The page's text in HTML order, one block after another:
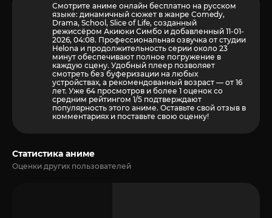
Смотрите аниме онлайн бесплатно на русском
языке: динамичный сюжет в жанре Comedy,
Drama, School, Slice of Life, созданный
режиссёром Акиюки Симбо и добавленный 11-01-
2026, 04:08. Профессиональная озвучка от студии
Helona и продолжительность серии около 23
минут обеспечивают полное погружение в
каждую сцену. Удобный плеер позволяет
смотреть без буферизации на любых
устройствах, а рекомендованный возраст — от 16
лет. Уже 64 просмотров и более 1 оценок со
средним рейтингом 1/5 подтверждают
популярность этого аниме. Оставьте свой отзыв в
комментариях и поставьте свою оценку!
Статистика аниме
Оценки других пользователей